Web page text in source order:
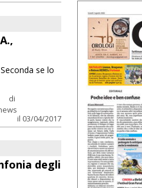
di
il 03/04/2017
se lo
degli